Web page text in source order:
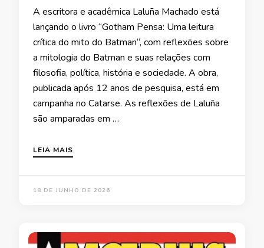
A escritora e acadêmica Laluña Machado está
lançando o livro “Gotham Pensa: Uma leitura
crítica do mito do Batman“, com reflexões sobre
a mitologia do Batman e suas relações com
filosofia, política, história e sociedade. A obra,
publicada após 12 anos de pesquisa, está em
campanha no Catarse. As reflexões de Laluña
são amparadas em …
LEIA MAIS
18 DE JUNHO DE 2026